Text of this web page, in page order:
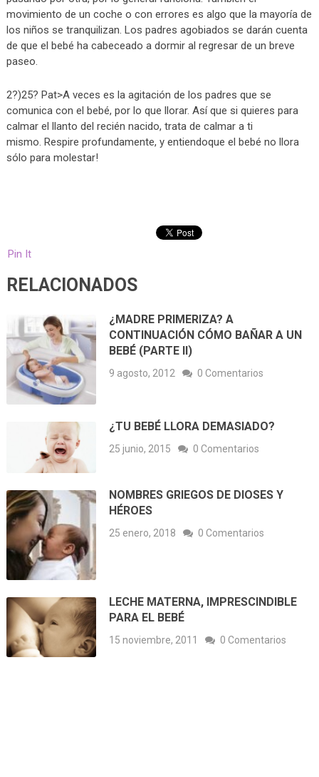
movimiento de un coche o con errores es algo que la mayoría de
los niños se tranquilizan. Los padres agobiados se darán cuenta
de que el bebé ha cabeceado a dormir al regresar de un breve
paseo.
2?)25? Pat>A veces es la agitación de los padres que se
comunica con el bebé, por lo que llorar. Así que si quieres para
calmar el llanto del recién nacido, trata de calmar a ti
mismo. Respire profundamente, y entiendoque el bebé no llora
sólo para molestar!
Pin It
RELACIONADOS
¿MADRE PRIMERIZA? A
CONTINUACIÓN CÓMO BAÑAR A UN
BEBÉ (PARTE II)
9 agosto, 2012 0 Comentarios
¿TU BEBÉ LLORA DEMASIADO?
25 junio, 2015 0 Comentarios
NOMBRES GRIEGOS DE DIOSES Y
HÉROES
25 enero, 2018 0 Comentarios
LECHE MATERNA, IMPRESCINDIBLE
PARA EL BEBÉ
15 noviembre, 2011 0 Comentarios